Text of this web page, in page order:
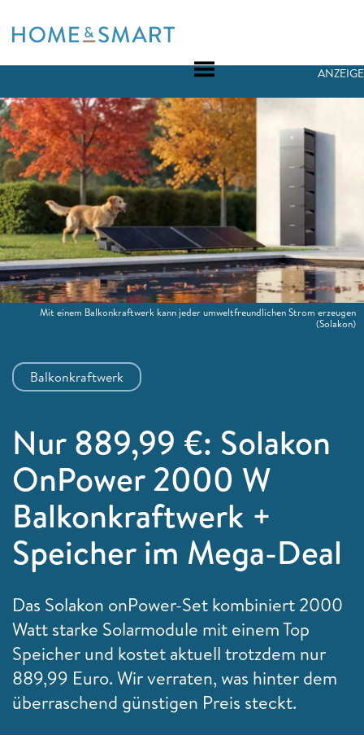
to
Balkonkraftwerk
ANZEIGE
Nur 889,99 €: Solakon
OnPower 2000 W
Balkonkraftwerk +
Speicher im Mega-Deal
Das Solakon onPower-Set kombiniert 2000
Watt starke Solarmodule mit einem Top
Speicher und kostet aktuell trotzdem nur
889,99 Euro. Wir verraten, was hinter dem
überraschend günstigen Preis steckt.
Mit einem Balkonkraftwerk kann jeder umweltfreundlichen Strom erzeugen
(Solakon)